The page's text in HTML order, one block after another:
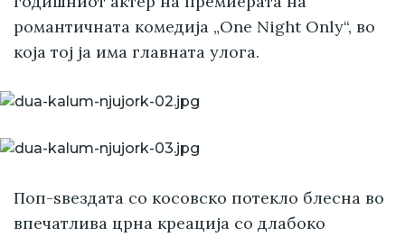
романтичната комедија „One Night Only“, во
која тој ја има главната улога.
Поп-ѕвездата со косовско потекло блесна во
впечатлива црна креација со длабоко